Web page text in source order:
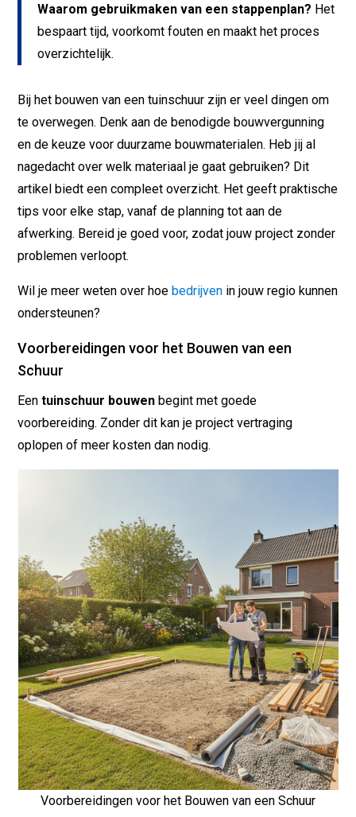
Waarom gebruikmaken van een stappenplan? Het
bespaart tijd, voorkomt fouten en maakt het proces
overzichtelijk.
Bij het bouwen van een tuinschuur zijn er veel dingen om
te overwegen. Denk aan de benodigde bouwvergunning
en de keuze voor duurzame bouwmaterialen. Heb jij al
nagedacht over welk materiaal je gaat gebruiken? Dit
artikel biedt een compleet overzicht. Het geeft praktische
tips voor elke stap, vanaf de planning tot aan de
afwerking. Bereid je goed voor, zodat jouw project zonder
problemen verloopt.
Wil je meer weten over hoebedrijven in jouw regio kunnen
ondersteunen?
Voorbereidingen voor het Bouwen van een
Schuur
Eentuinschuur bouwen begint met goede
voorbereiding. Zonder dit kan je project vertraging
oplopen of meer kosten dan nodig.
Voorbereidingen voor het Bouwen van een Schuur